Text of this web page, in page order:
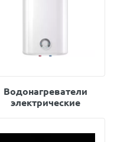
Водонагреватели
электрические